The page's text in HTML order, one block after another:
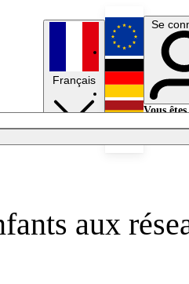
Français
English
Deutsch
Se
Vous
aux